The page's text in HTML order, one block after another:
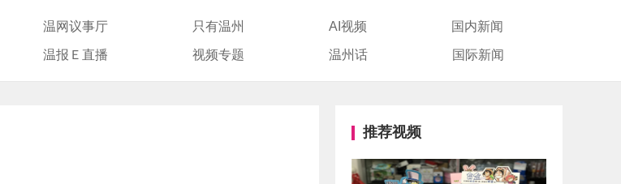
温网议事厅 只有温州 AI视频 国内新闻
温报Ｅ直播 视频专题 温州话 国际新闻
推荐视频